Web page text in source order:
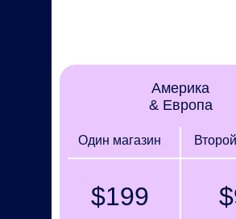
Один магазин
$199
Америка
& Европа